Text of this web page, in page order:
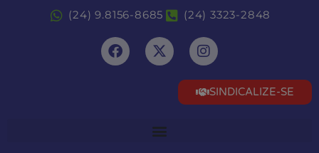
(24) 9.8156-8685 (24) 3323-2848
SINDICALIZE-SE